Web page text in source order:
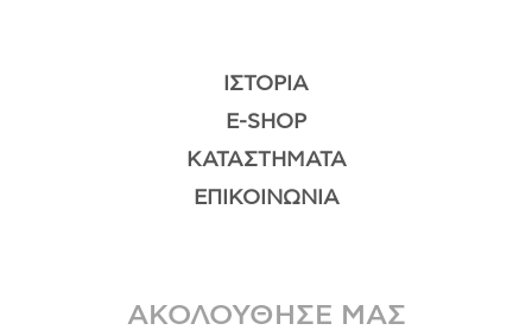
ΙΣΤΟΡΊΑ
E-SHOP
ΚΑΤΑΣΤΉΜΑΤΑ
ΕΠΙΚΟΙΝΩΝΊΑ
ΑΚΟΛΟΥΘΗΣΕ ΜΑΣ